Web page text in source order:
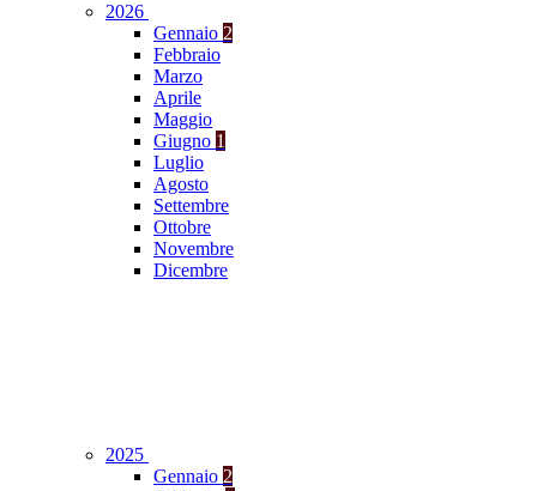
2026
Gennaio 2
Febbraio
Marzo
Aprile
Maggio
Giugno 1
Luglio
Agosto
Settembre
Ottobre
Novembre
Dicembre
2025
Gennaio 2